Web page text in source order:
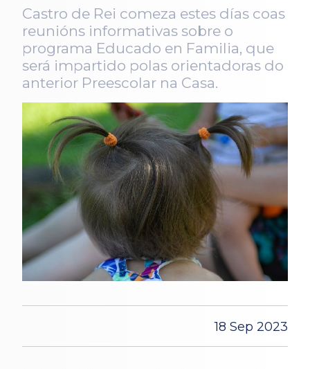
Castro de Rei comeza estes días coas
reunións informativas sobre o
programa Educado en Familia, que
será impartido polas orientadoras do
anterior Preescolar na Casa.
18 Sep 2023